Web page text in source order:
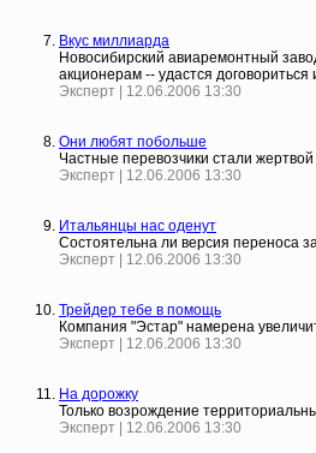
Вкус миллиарда
Новосибирский авиаремонтный
акционерам -- удастся
Эксперт | 12.06.2006 13:30
Они любят побольше
Частные перевозчики стали
Эксперт | 12.06.2006 13:30
Итальянцы нас оденут
Состоятельна ли версия переноса
Эксперт | 12.06.2006 13:30
Трейдер тебе в помощь
Компания "Эстар" намерена
Эксперт | 12.06.2006 13:30
На дорожку
Только возрождение
Эксперт | 12.06.2006 13:30